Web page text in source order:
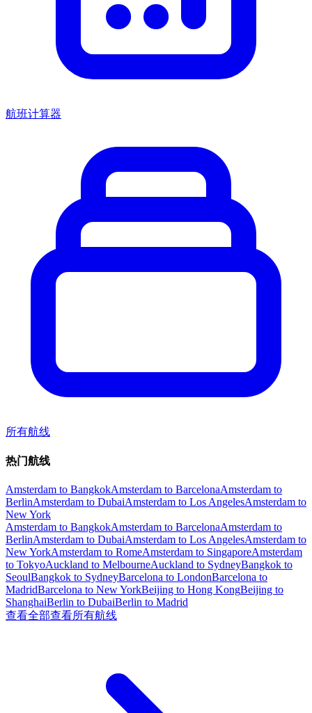
航班计算器
所有航线
热门航线
Amsterdam to BangkokAmsterdam to BarcelonaAmsterdam to
BerlinAmsterdam to DubaiAmsterdam to Los AngelesAmsterdam to
New York
Amsterdam to BangkokAmsterdam to BarcelonaAmsterdam to
BerlinAmsterdam to DubaiAmsterdam to Los AngelesAmsterdam to
New YorkAmsterdam to RomeAmsterdam to SingaporeAmsterdam
to TokyoAuckland to MelbourneAuckland to SydneyBangkok to
SeoulBangkok to SydneyBarcelona to LondonBarcelona to
MadridBarcelona to New YorkBeijing to Hong KongBeijing to
ShanghaiBerlin to DubaiBerlin to Madrid
查看全部查看所有航线